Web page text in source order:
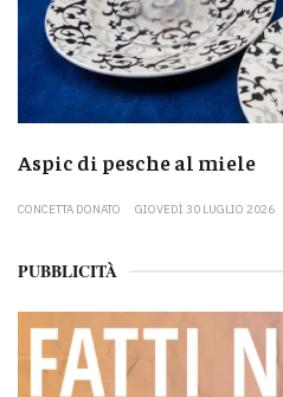
Aspic di pesche al miele
CONCETTA DONATO GIOVEDÌ 30 LUGLIO 2026
PUBBLICITÀ